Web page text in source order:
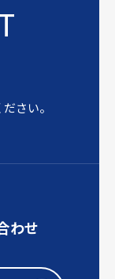
さい。
わせ